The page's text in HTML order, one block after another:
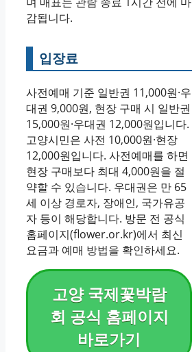
감됩니다.
입장료
사전예매 기준 일반권 11,000원·우
대권 9,000원, 현장 구매 시 일반권
15,000원·우대권 12,000원입니다.
고양시민은 사전 10,000원·현장
12,000원입니다. 사전예매를 하면
현장 구매보다 최대 4,000원을 절
약할 수 있습니다. 우대권은 만 65
세 이상 경로자, 장애인, 국가유공
자 등이 해당합니다. 방문 전 공식
홈페이지(flower.or.kr)에서 최신
요금과 예매 방법을 확인하세요.
고양 국제꽃박람
회 공식 홈페이지
바로가기